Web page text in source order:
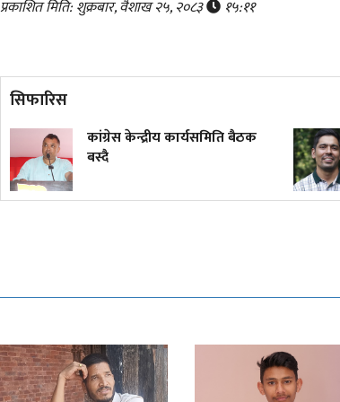
प्रकाशित मिति: शुक्रबार, वैशाख २५, २०८३ १५:११
सिफारिस
कांग्रेस केन्द्रीय कार्यसमिति बैठक
बस्दै